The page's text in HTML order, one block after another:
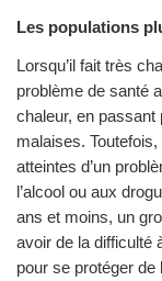
Les populations
Lorsqu’il fait très
problème de santé
chaleur, en passant
malaises.
atteintes d’un
l’alcool ou aux
ans et moins, un
avoir de la difficulté
pour se protéger